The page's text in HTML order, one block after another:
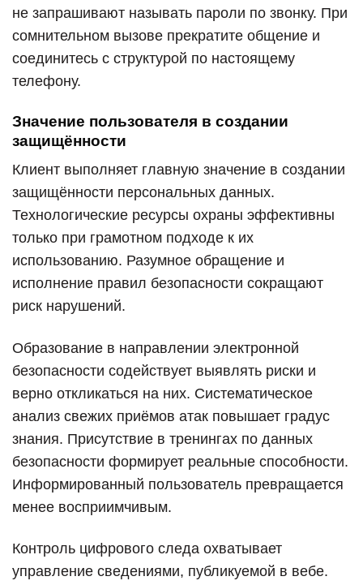
не запрашивают называть пароли по звонку. При
сомнительном вызове прекратите общение и
соединитесь с структурой по настоящему
телефону.
Значение пользователя в создании
защищённости
Клиент выполняет главную значение в создании
защищённости персональных данных.
Технологические ресурсы охраны эффективны
только при грамотном подходе к их
использованию. Разумное обращение и
исполнение правил безопасности сокращают
риск нарушений.
Образование в направлении электронной
безопасности содействует выявлять риски и
верно откликаться на них. Систематическое
анализ свежих приёмов атак повышает градус
знания. Присутствие в тренингах по данных
безопасности формирует реальные способности.
Информированный пользователь превращается
менее восприимчивым.
Контроль цифрового следа охватывает
управление сведениями, публикуемой в вебе.